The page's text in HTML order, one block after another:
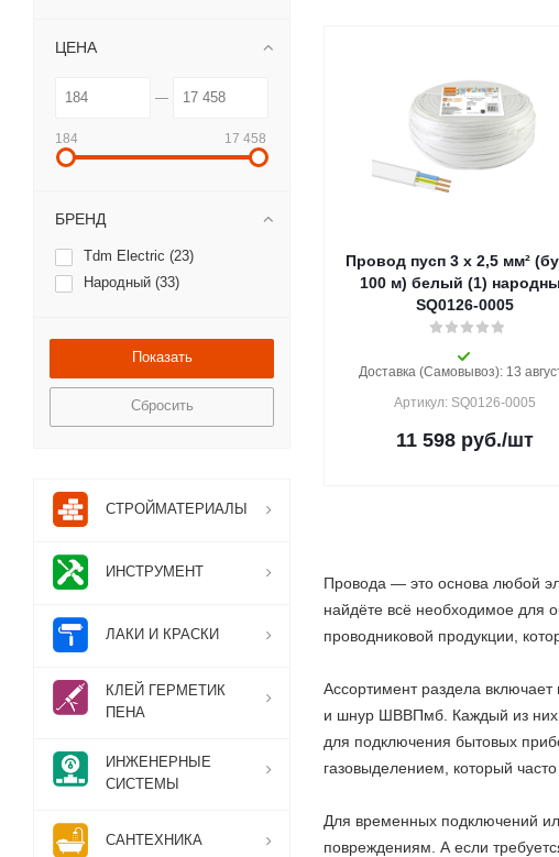
Провод пусп 3 х 2,5 мм²
100 м) белый (1)
SQ0126-0005
Доставка (Самовывоз): 13
Артикул: SQ0126-0005
11 598 руб./шт
Провода — это основа любой
найдёте всё необходимое для
проводниковой продукции,
Ассортимент раздела
и шнур ШВВПмб. Каждый из них
для подключения бытовых
газовыделением, который
Для временных подключений
повреждениям. А если
ЦЕНА
184 17 458
БРЕНД
Tdm Electric (23)
Народный (33)
Сбросить
СТРОЙМАТЕРИАЛЫ
ИНСТРУМЕНТ
ЛАКИ И КРАСКИ
КЛЕЙ ГЕРМЕТИК
ПЕНА
ИНЖЕНЕРНЫЕ
СИСТЕМЫ
САНТЕХНИКА